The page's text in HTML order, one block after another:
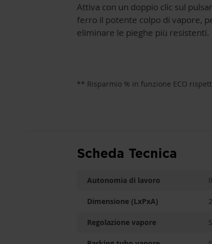
Attiva con un doppio clic sul
ferro il potente colpo di vapore,
eliminare le pieghe più resistenti.
** Risparmio % in funzione ECO
Scheda Tecnica
Autonomia di lavoro
Dimensione (LxPxA)
Regolazione vapore